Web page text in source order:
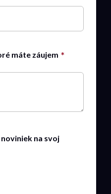
máte záujem
na svoj